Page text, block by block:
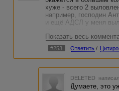
хуже - всего 2
например, господин
и ещё АДСЛ у меня
полдвенадцатого дня -
Но что произошло - то
местом :)
Сергей, а можно будет
Думаю, это не
Показать весь
#253 Ответить /
DELETED
Думаете, это